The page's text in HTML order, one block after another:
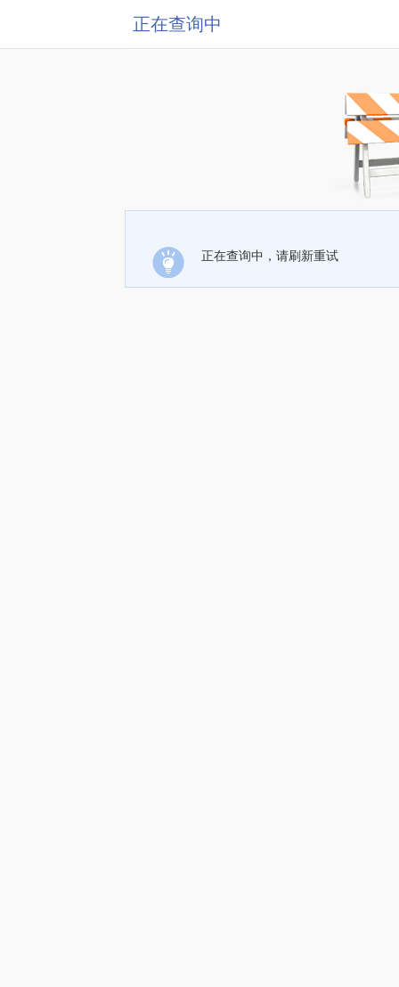
正在查询中
正在查询中，请刷新重试